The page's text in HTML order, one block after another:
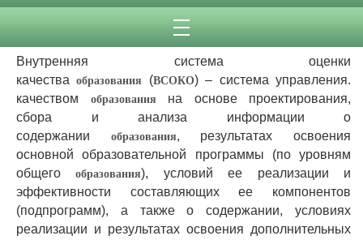
образования
Внутренняя система оценки
качестваобразования (ВСОКО) – система управления.
качеством образования на основе проектирования,
сбора и анализа информации о
содержании образования, результатах освоения
основной образовательной программы (по уровням
общегообразования), условий ее реализации и
эффективности составляющих ее компонентов
(подпрограмм), а также о содержании, условиях
реализации и результатах освоения дополнительных